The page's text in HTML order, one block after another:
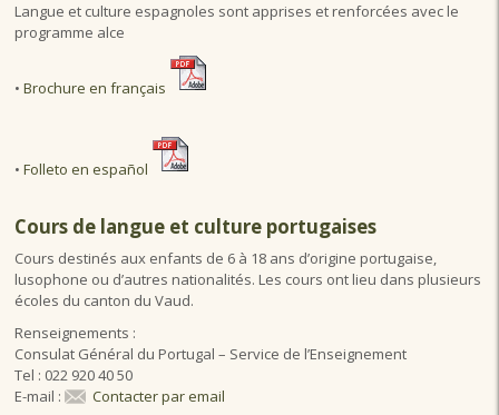
Langue et culture espagnoles sont apprises et renforcées avec le
programme alce
•Brochure en français
•Folleto en español
Cours de langue et culture portugaises
Cours destinés aux enfants de 6 à 18 ans d’origine portugaise,
lusophone ou d’autres nationalités. Les cours ont lieu dans plusieurs
écoles du canton du Vaud.
Renseignements :
Consulat Général du Portugal – Service de l’Enseignement
Tel : 022 920 40 50
E-mail :
Contacter par email